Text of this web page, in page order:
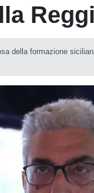
della formazione